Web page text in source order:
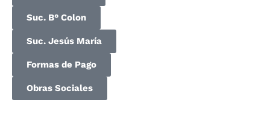
Suc. B° Colon
Suc. Jesús María
Formas de Pago
Obras Sociales